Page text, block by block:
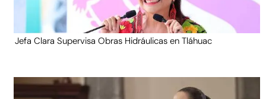
Jefa Clara Supervisa Obras Hidráulicas en Tláhuac